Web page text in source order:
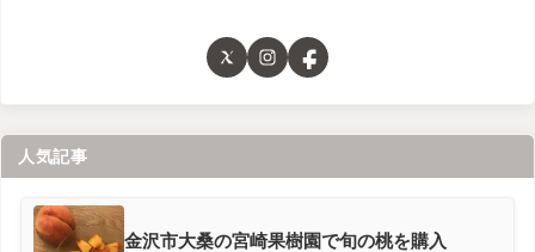
人気記事
金沢市大桑の宮崎果樹園で旬の桃を購入